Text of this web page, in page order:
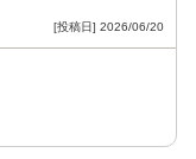
[投稿日] 2026/06/20